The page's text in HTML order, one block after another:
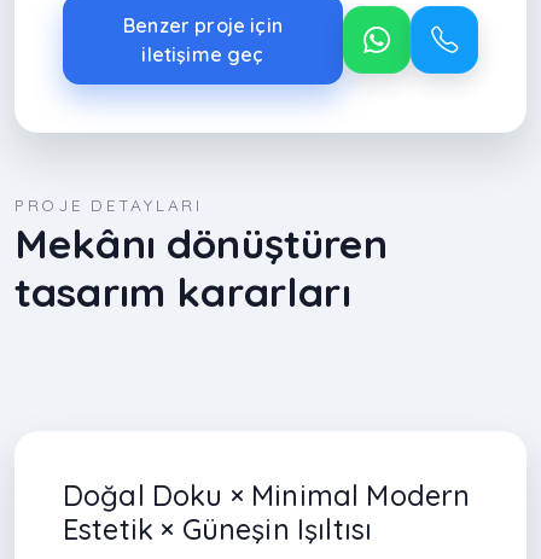
Benzer proje için
iletişime geç
PROJE DETAYLARI
Mekânı dönüştüren
tasarım kararları
Doğal Doku × Minimal Modern
Estetik × Güneşin Işıltısı